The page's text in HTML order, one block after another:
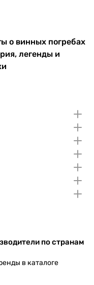
о винных погребах
легенды и
по странам
в каталоге